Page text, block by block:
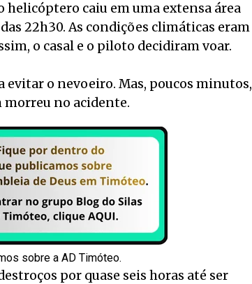
caiu em uma extensa área
22h30. As condições climáticas eram
o casal e o piloto decidiram voar.
o nevoeiro. Mas, poucos minutos,
no acidente.
sobre a AD Timóteo.
por quase seis horas até ser